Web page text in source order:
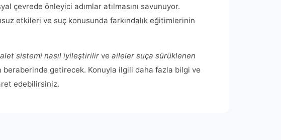
çevrede önleyici adımlar atılmasını savunuyor.
etkileri ve suç konusunda farkındalık eğitimlerinin
sistemi nasıl iyileştirilir ve aileler suça sürüklenen
beraberinde getirecek. Konuyla ilgili daha fazla bilgi ve
edebilirsiniz.